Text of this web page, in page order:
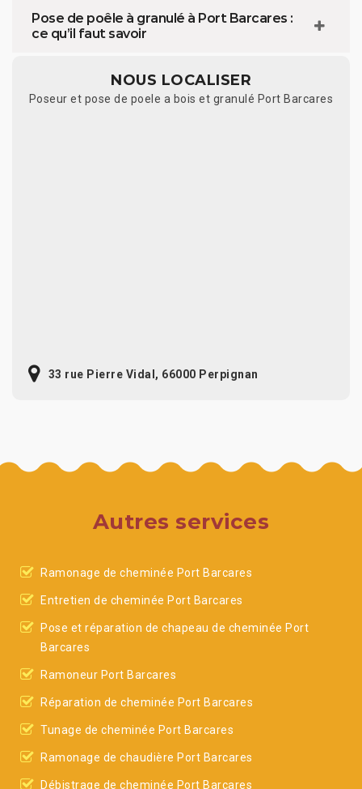
Pose de poêle à granulé à Port Barcares :
ce qu’il faut savoir
NOUS LOCALISER
Poseur et pose de poele a bois et granulé Port Barcares
33 rue Pierre Vidal, 66000 Perpignan
Autres services
Ramonage de cheminée Port Barcares
Entretien de cheminée Port Barcares
Pose et réparation de chapeau de cheminée Port
Barcares
Ramoneur Port Barcares
Réparation de cheminée Port Barcares
Tunage de cheminée Port Barcares
Ramonage de chaudière Port Barcares
Débistrage de cheminée Port Barcares